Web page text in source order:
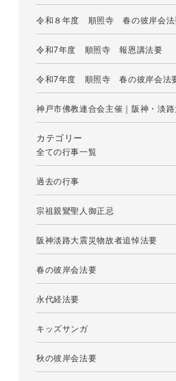
令和８年度 順照寺 春の彼岸会法
令和7年度 順照寺 報恩講法要
令和7年度 順照寺 春の彼岸会法
神戸市佛教連合会主催｜阪神・淡
カテゴリー
全ての行事一覧
過去の行事
宗祖親鸞聖人御正忌
阪神淡路大震災物故者追悼法要
春の彼岸会法要
永代経法要
キッズサンガ
秋の彼岸会法要